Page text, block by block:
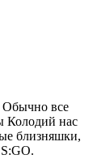
Обычно все
Колодий нас
близняшки,